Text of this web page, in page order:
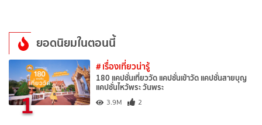
ยอดนิยมในตอนนี้
1
# เรื่องเที่ยวน่ารู้
180 แคปชั่นเที่ยววัด แคปชั่นเข้าวัด แคปชั่นสายบุญ
แคปชั่นไหว้พระ วันพระ
3.9M 2